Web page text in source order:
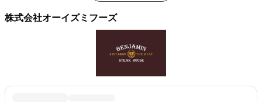
株式会社オーイズミフーズ